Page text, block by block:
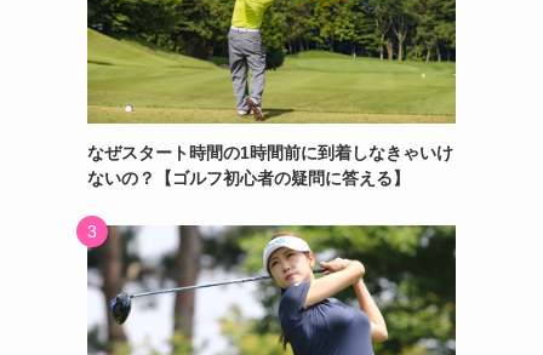
なぜスタート時間の1時間前に到着しなきゃいけ
ないの？【ゴルフ初心者の疑問に答える】